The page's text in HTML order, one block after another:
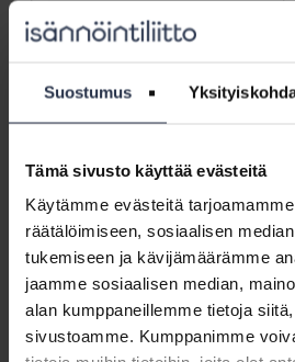
Suostumus
Tämä sivusto käyttää evästeitä
Käytämme evästeitä
räätälöimiseen, sosiaalisen
tukemiseen ja kävijämäärämme
jaamme sosiaalisen median,
alan kumppaneillemme tietoja
sivustoamme. Kumppanimme
palautteen saannissa ja antamisessa.
erillisillä asiakaskyselyillä. Niillä
Isännöinti voi tehdä asiakaskyselyitä
Talokysely-palvelulla.
Asiakastyytyväisyys
Jaa somessa